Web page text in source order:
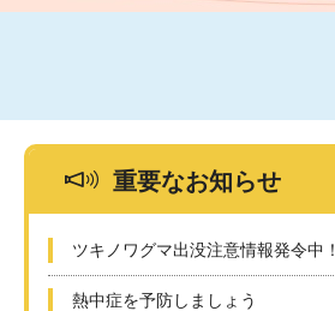
重要なお知らせ
ツキノワグマ出没注意情報発令中！
熱中症を予防しましょう